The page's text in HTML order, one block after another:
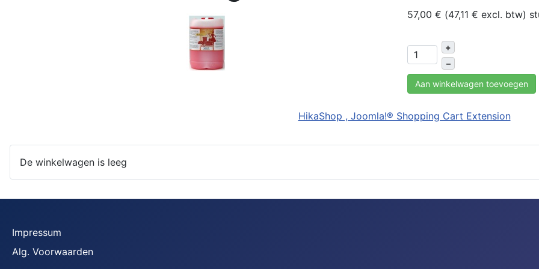
57,00 € (47,11 € excl. btw)
+
–
Aan winkelwagen toevoegen
HikaShop , Joomla!® Shopping Cart Extension
De winkelwagen is leeg
Impressum
Alg. Voorwaarden